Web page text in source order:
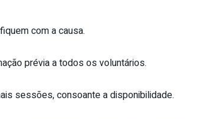
com a causa.
prévia a todos os voluntários.
sessões, consoante a disponibilidade.